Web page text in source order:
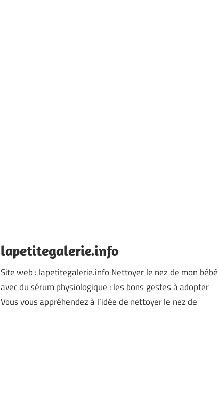
lapetitegalerie.info
Site web : lapetitegalerie.info Nettoyer le nez de mon bébé
avec du sérum physiologique : les bons gestes à adopter
Vous vous appréhendez à l’idée de nettoyer le nez de